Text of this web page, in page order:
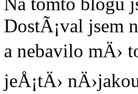
DostÃ¡val jsem
a nebavilo mÄ›
jeÅ¡tÄ›